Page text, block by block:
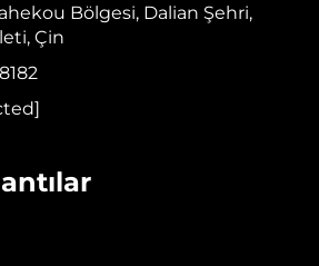
Bölgesi, Dalian Şehri,
Çin